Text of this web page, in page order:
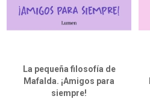
La pequeña filosofía de
Mafalda. ¡Amigos para
siempre!